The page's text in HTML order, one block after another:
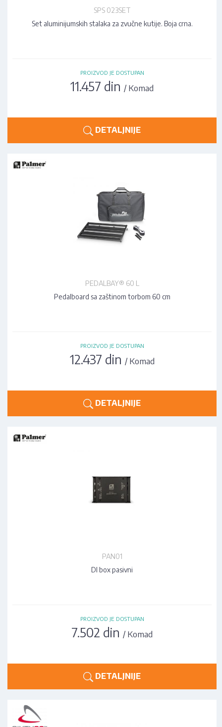
SPS 023SET
Set aluminijumskih stalaka za zvučne kutije. Boja crna.
PROIZVOD JE DOSTUPAN
11.457 din / Komad
DETALJNIJE
PEDALBAY® 60 L
Pedalboard sa zaštinom torbom 60 cm
PROIZVOD JE DOSTUPAN
12.437 din / Komad
DETALJNIJE
PAN01
DI box pasivni
PROIZVOD JE DOSTUPAN
7.502 din / Komad
DETALJNIJE